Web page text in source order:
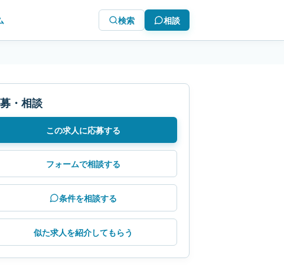
検索 相談
・相談
この求人に応募する
フォームで相談する
条件を相談する
似た求人を紹介してもらう